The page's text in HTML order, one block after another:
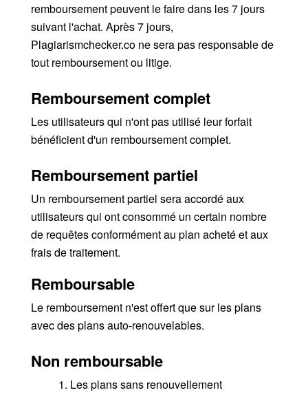
remboursement peuvent le faire dans les 7 jours
suivant l'achat. Après 7 jours,
Plagiarismchecker.co ne sera pas responsable de
tout remboursement ou litige.
Remboursement complet
Les utilisateurs qui n'ont pas utilisé leur forfait
bénéficient d'un remboursement complet.
Remboursement partiel
Un remboursement partiel sera accordé aux
utilisateurs qui ont consommé un certain nombre
de requêtes conformément au plan acheté et aux
frais de traitement.
Remboursable
Le remboursement n'est offert que sur les plans
avec des plans auto-renouvelables.
Non remboursable
1. Les plans sans renouvellement